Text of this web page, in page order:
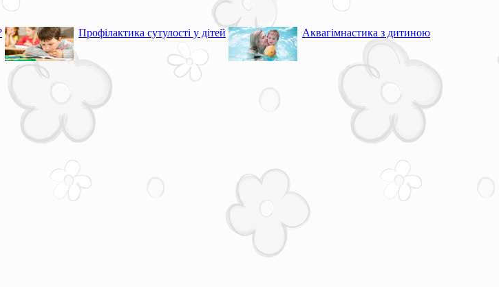
Профілактика сутулості у дітей Аквагімнастика з дитиною